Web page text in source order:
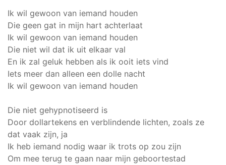
Ik wil gewoon van iemand houden
Die geen gat in mijn hart achterlaat
Ik wil gewoon van iemand houden
Die niet wil dat ik uit elkaar val
En ik zal geluk hebben als ik ooit iets vind
Iets meer dan alleen een dolle nacht
Ik wil gewoon van iemand houden
Die niet gehypnotiseerd is
Door dollartekens en verblindende lichten, zoals ze
dat vaak zijn, ja
Ik heb iemand nodig waar ik trots op zou zijn
Om mee terug te gaan naar mijn geboortestad